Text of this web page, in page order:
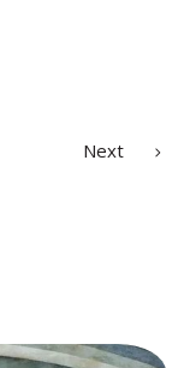
Next